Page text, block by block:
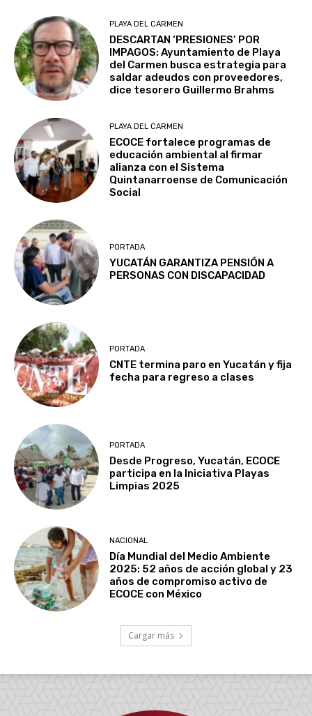
PLAYA DEL CARMEN
DESCARTAN ‘PRESIONES’ POR
IMPAGOS: Ayuntamiento de Playa
del Carmen busca estrategia para
saldar adeudos con proveedores,
dice tesorero Guillermo Brahms
PLAYA DEL CARMEN
ECOCE fortalece programas de
educación ambiental al firmar
alianza con el Sistema
Quintanarroense de Comunicación
Social
PORTADA
YUCATÁN GARANTIZA PENSIÓN A
PERSONAS CON DISCAPACIDAD
PORTADA
CNTE termina paro en Yucatán y fija
fecha para regreso a clases
PORTADA
Desde Progreso, Yucatán, ECOCE
participa en la Iniciativa Playas
Limpias 2025
NACIONAL
Día Mundial del Medio Ambiente
2025: 52 años de acción global y 23
años de compromiso activo de
ECOCE con México
Cargar más